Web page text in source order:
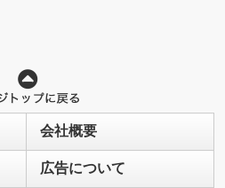
会社概要
広告について